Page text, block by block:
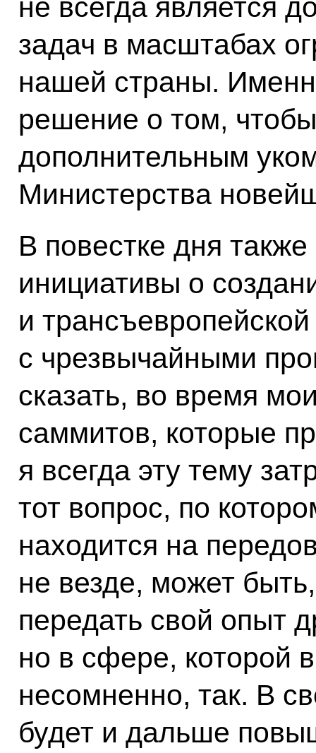
не всегда является
задач в масштабах
нашей страны.
решение о том,
дополнительным
Министерства
В повестке дня
инициативы о
и
с чрезвычайными
сказать, во время
саммитов, которые
я всегда эту тему
тот вопрос, по
находится на
не везде, может
передать свой опыт
но в сфере, которой
несомненно, так. В
будет и дальше